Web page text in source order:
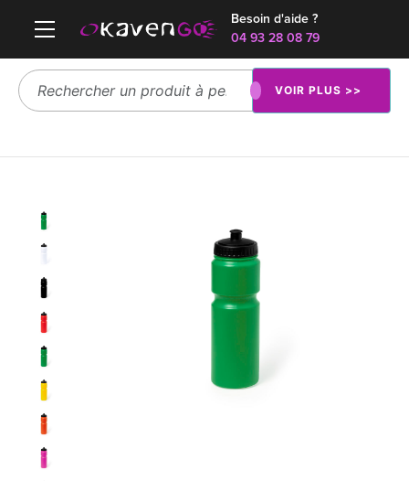
Besoin d'aide ?
04 93 28 08 79
VOIR PLUS >>